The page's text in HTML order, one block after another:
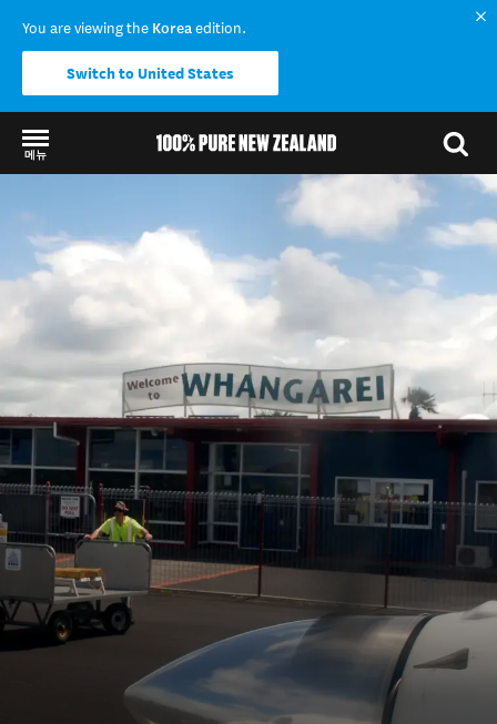
You are viewing the Koreaedition.
Switch to United States
메뉴